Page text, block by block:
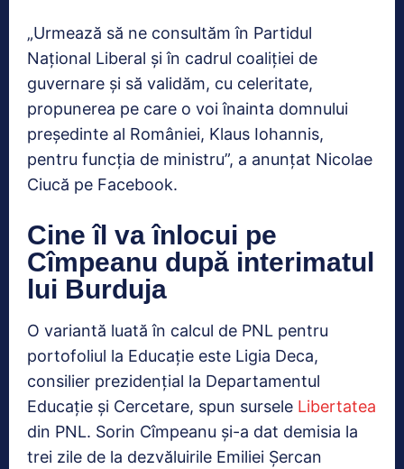
„Urmează să ne consultăm în Partidul
Național Liberal și în cadrul coaliției de
guvernare și să validăm, cu celeritate,
propunerea pe care o voi înainta domnului
președinte al României, Klaus Iohannis,
pentru funcția de ministru”, a anunțat Nicolae
Ciucă pe Facebook.
Cine îl va înlocui pe
Cîmpeanu după interimatul
lui Burduja
O variantă luată în calcul de PNL pentru
portofoliul la Educație este Ligia Deca,
consilier prezidențial la Departamentul
Educație și Cercetare, spun sursele Libertatea
din PNL. Sorin Cîmpeanu şi-a dat demisia la
trei zile de la dezvăluirile Emiliei Șercan